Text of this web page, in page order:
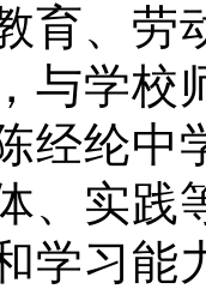
育、劳
与学校
经纶中
、实践
学习能